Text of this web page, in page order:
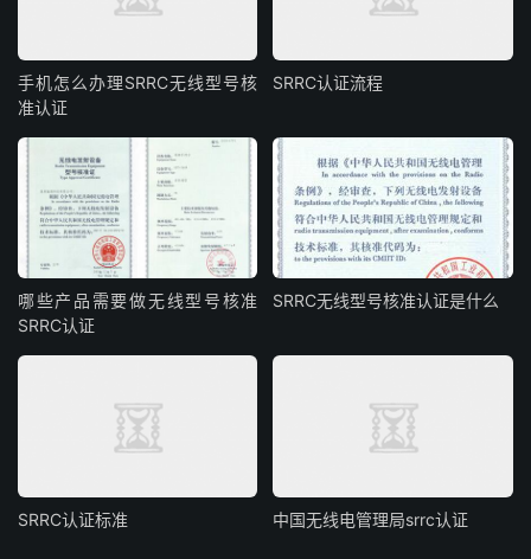
手机怎么办理SRRC无线型号核
准认证
SRRC认证流程
哪些产品需要做无线型号核准
SRRC认证
SRRC无线型号核准认证是什么
SRRC认证标准 中国无线电管理局srrc认证